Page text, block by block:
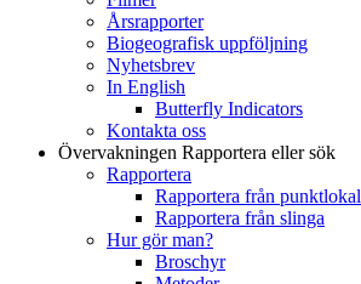
Årsrapporter
Biogeografisk uppföljning
Nyhetsbrev
In English
Butterfly Indicators
Kontakta oss
Övervakningen Rapportera eller sök
Rapportera
Rapportera från punktlokal
Rapportera från slinga
Hur gör man?
Broschyr